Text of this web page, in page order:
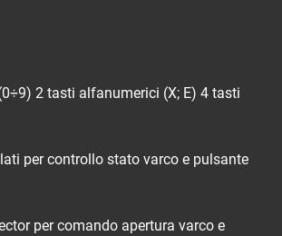
2 tasti alfanumerici (X; E) 4 tasti
per controllo stato varco e pulsante
per comando apertura varco e